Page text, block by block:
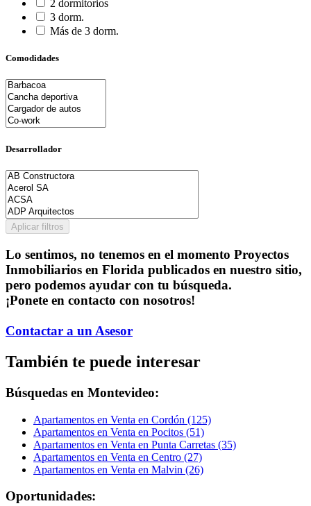
2 dormitorios
3 dorm.
Más de 3 dorm.
Comodidades
Desarrollador
Aplicar filtros
Lo sentimos, no tenemos en el momento Proyectos
Inmobiliarios en Florida publicados en nuestro sitio,
pero podemos ayudar con tu búsqueda.
¡Ponete en contacto con nosotros!
Contactar a un Asesor
También te puede interesar
Búsquedas en Montevideo:
Apartamentos en Venta en Cordón (125)
Apartamentos en Venta en Pocitos (51)
Apartamentos en Venta en Punta Carretas (35)
Apartamentos en Venta en Centro (27)
Apartamentos en Venta en Malvin (26)
Oportunidades: